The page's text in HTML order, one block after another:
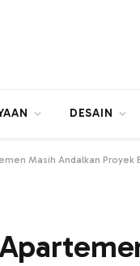
DESAIN
Masih Andalkan Proyek